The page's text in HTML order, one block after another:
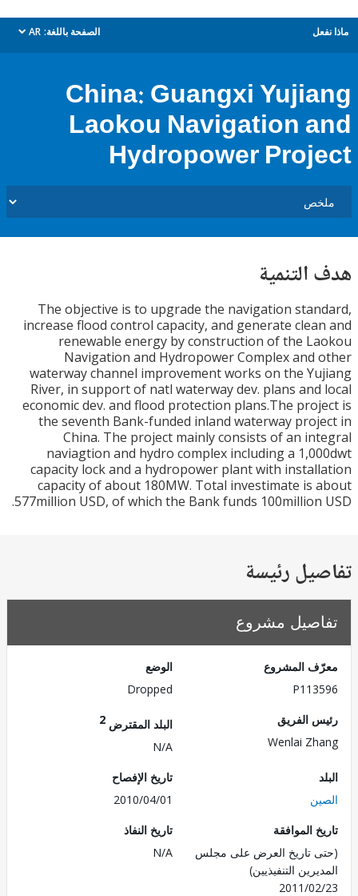
الصفحة باللغة: AR
dropdown
China: Guangxi
Laokou Navigation
Hydropower
The objective is to upgrade the navigation
increase flood control capacity, and generate
renewable energy by construction of the
Navigation and Hydropower Complex
waterway channel improvement works on the
River, in support of natl waterway dev. plans
economic dev. and flood protection plans.The
the seventh Bank-funded inland waterway
China. The project mainly consists of an
naviagtion and hydro complex including a
capacity lock and a hydropower plant with
capacity of about 180MW. Total investimate is
577million USD, of which the Bank funds
رئيسة
مشروع
المشروع
Dropped
الفريق
Wenlai
البلد المقترض
تاريخ الإفصاح
2010/04/01
الموافقة
تاريخ العرض على مجلس
التنفيذيين)
2011/
تاريخ النفاذ
N/A